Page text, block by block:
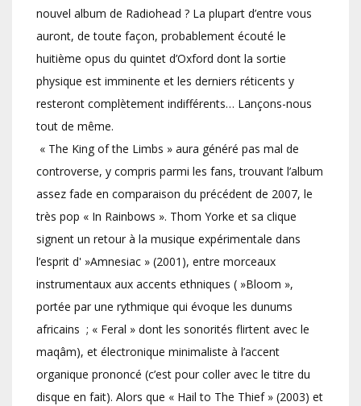
nouvel album de Radiohead ? La plupart d’entre vous
auront, de toute façon, probablement écouté le
huitième opus du quintet d’Oxford dont la sortie
physique est imminente et les derniers réticents y
resteront complètement indifférents… Lançons-nous
tout de même.
« The King of the Limbs » aura généré pas mal de
controverse, y compris parmi les fans, trouvant l’album
assez fade en comparaison du précédent de 2007, le
très pop « In Rainbows ». Thom Yorke et sa clique
signent un retour à la musique expérimentale dans
l’esprit d' »Amnesiac » (2001), entre morceaux
instrumentaux aux accents ethniques ( »Bloom »,
portée par une rythmique qui évoque les dunums
africains ; « Feral » dont les sonorités flirtent avec le
maqâm), et électronique minimaliste à l’accent
organique prononcé (c’est pour coller avec le titre du
disque en fait). Alors que « Hail to The Thief » (2003) et